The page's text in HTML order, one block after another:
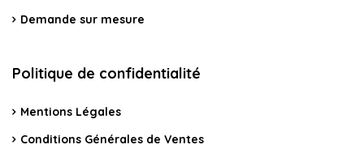
Demande sur mesure
Politique de confidentialité
Mentions Légales
Conditions Générales de Ventes